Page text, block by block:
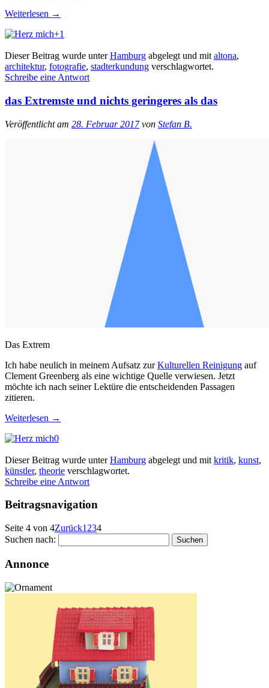
Weiterlesen →
+1
Dieser Beitrag wurde unterHamburg abgelegt und mit altona,
architektur, fotografie, stadterkundung verschlagwortet.
Schreibe eine Antwort
das Extremste und nichts geringeres als das
Veröffentlicht am 28. Februar 2017 von Stefan B.
Das Extrem
Ich habe neulich in meinem Aufsatz zurKulturellen Reinigung auf
Clement Greenberg als eine wichtige Quelle verwiesen. Jetzt
möchte ich nach seiner Lektüre die entscheidenden Passagen
zitieren.
Weiterlesen →
0
Dieser Beitrag wurde unterHamburg abgelegt und mit kritik, kunst,
künstler, theorie verschlagwortet.
Schreibe eine Antwort
Beitragsnavigation
Seite 4 von 4Zurück1 234
Suchen nach:
Annonce